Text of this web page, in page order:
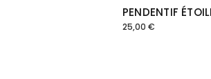
PENDENTIF
25,00 €